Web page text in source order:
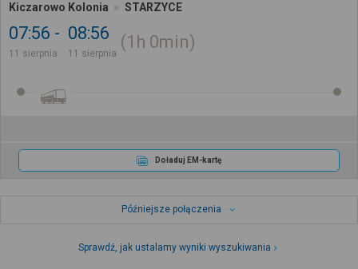
Kiczarowo Kolonia STARZYCE
07:56
11 sierpnia
08:56
11 sierpnia
1h 0min
Doładuj EM-kartę
Późniejsze połączenia
Sprawdź, jak ustalamy wyniki wyszukiwania